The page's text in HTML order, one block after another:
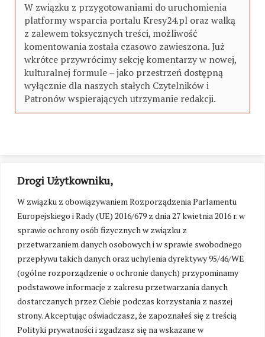
Drogi Użytkowniku,
W związku z obowiązywaniem Rozporządzenia Parlamentu
Europejskiego i Rady (UE) 2016/679 z dnia 27 kwietnia 2016 r. w
sprawie ochrony osób fizycznych w związku z
przetwarzaniem danych osobowych i w sprawie swobodnego
przepływu takich danych oraz uchylenia dyrektywy 95/46/WE
(ogólne rozporządzenie o ochronie danych) przypominamy
podstawowe informacje z zakresu przetwarzania danych
dostarczanych przez Ciebie podczas korzystania z naszej
strony. Akceptując oświadczasz, że zapoznałeś się z treścią
Polityki prywatności i zgadzasz się na wskazane w
W związku z przygotowaniami do uruchomienia
platformy wsparcia portalu Kresy24.pl oraz walką
z zalewem toksycznych treści, możliwość
komentowania została czasowo zawieszona. Już
wkrótce przywrócimy sekcję komentarzy w nowej,
kulturalnej formule – jako przestrzeń dostępną
wyłącznie dla naszych stałych Czytelników i
Patronów wspierających utrzymanie redakcji.